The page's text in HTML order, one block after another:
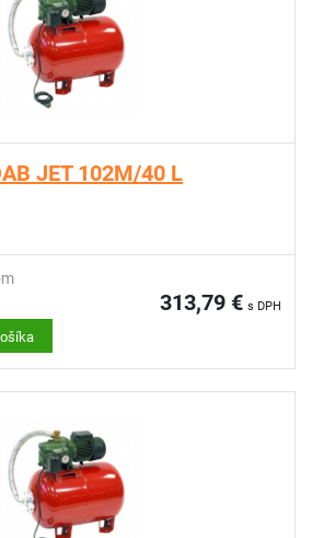
JET 102M/40 L
313,79 € s DPH